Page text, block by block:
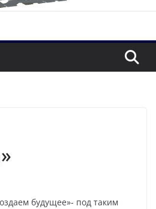
будущее»- под таким